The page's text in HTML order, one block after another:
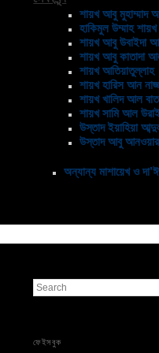
শায়খ আবু মুহাম্মাদ
হাকিমুল উম্মাহ
শায়খ আবু উবাইদা
শায়খ আবু কাতাদা
শায়খ আতিয়াতুল্লাহ
শায়খ হারিস আন
শায়খ খালিদ আল
শায়খ সামি আল
উস্তাদ ইয়াহিয়া
উস্তাদ আবু আনওয়ার
অন্যান্য মাশায়েখ ও
Search
ফেইসবুক